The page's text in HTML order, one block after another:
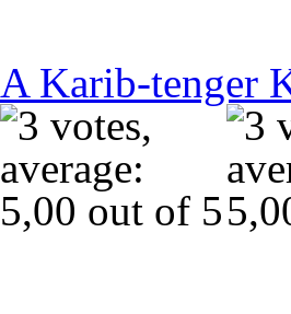
A Karib-tenger